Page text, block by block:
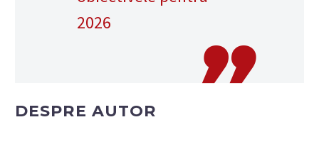
2026
DESPRE AUTOR